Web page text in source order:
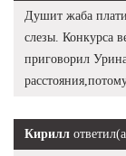
Душит жаба
слезы. Конкурса
приговорил
Кирилл